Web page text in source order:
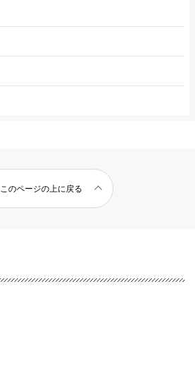
このページの上に戻る